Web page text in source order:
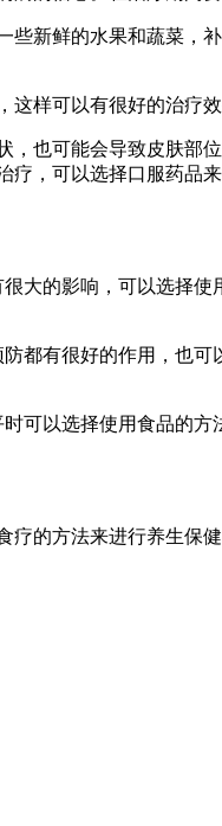
新鲜的水果和蔬菜，
样可以有很好的治疗
也可能会导致皮肤部
，可以选择口服药品
大的影响，可以选择
都有很好的作用，也
可以选择使用食品的
的方法来进行养生保